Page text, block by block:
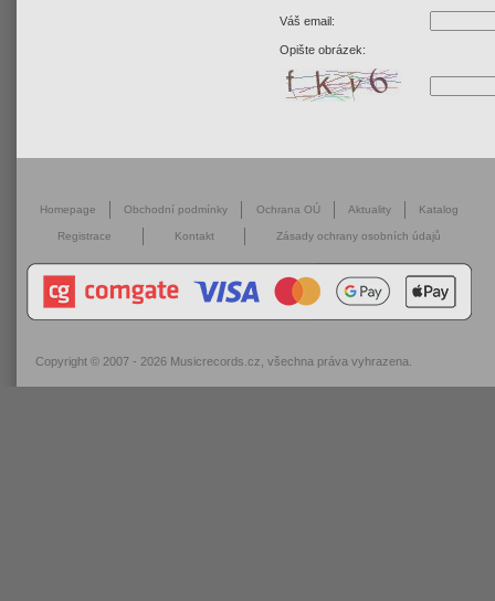
Váš email:
Opište obrázek:
Homepage Obchodní podmínky Ochrana OÚ Aktuality Katalog
Registrace Kontakt Zásady ochrany osobních údajů
Copyright © 2007 - 2026 Musicrecords.cz , všechna práva vyhrazena.